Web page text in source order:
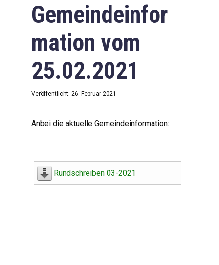
Downloads
Impressum
Datenschutzerklärung
Gemeindeinfor
mation vom
25.02.2021
Veröffentlicht: 26. Februar 2021
Anbei die aktuelle Gemeindeinformation:
Rundschreiben 03-2021